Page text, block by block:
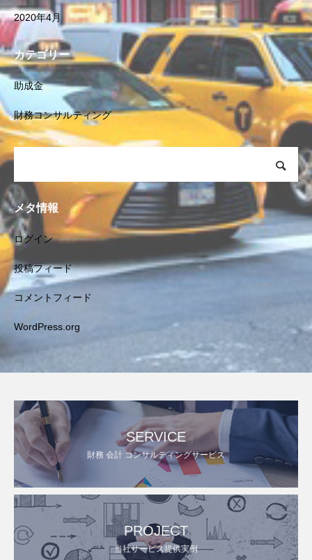
2020年4月
カテゴリー
助成金
財務コンサルティング
メタ情報
ログイン
投稿フィード
コメントフィード
WordPress.org
SERVICE
財務 会計 コンサルティングサービス
PROJECT
当社サービス提供実例